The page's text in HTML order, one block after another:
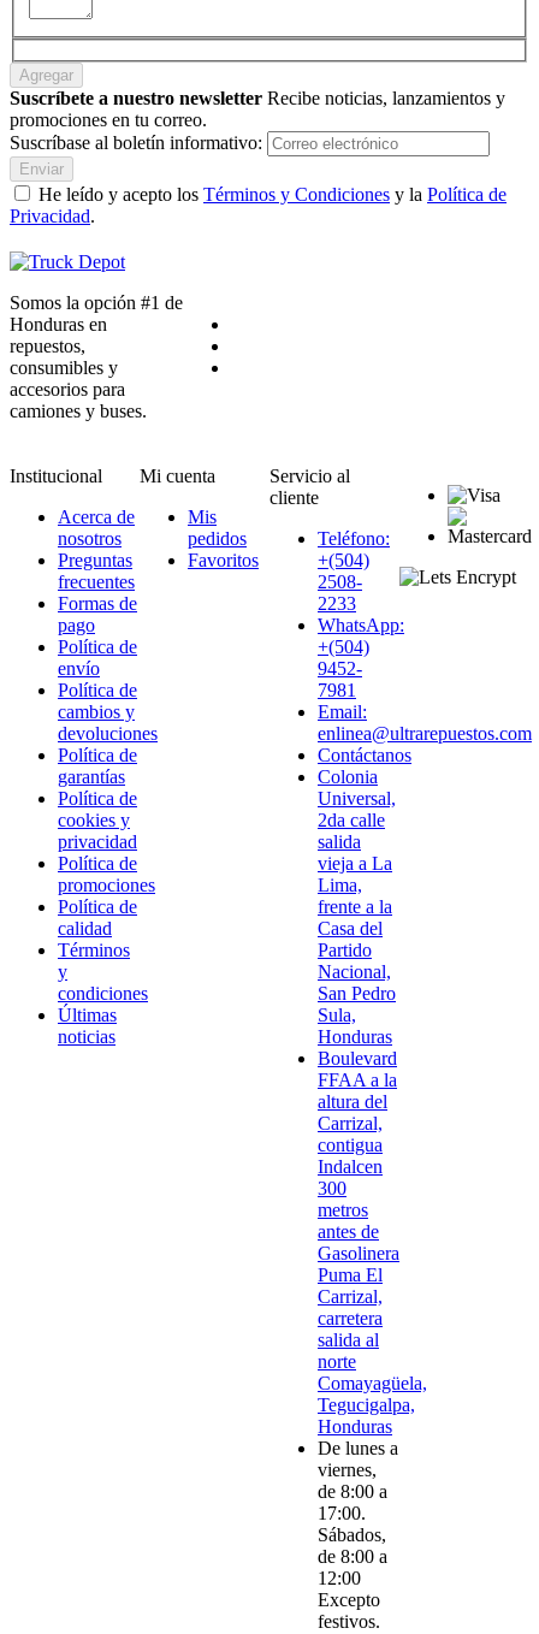
Agregar
Suscríbete a nuestro newsletter Recibe noticias, lanzamientos y
promociones en tu correo.
Suscríbase al boletín informativo:
Enviar
He leído y acepto los Términos y Condiciones y la Política de
Privacidad.
Somos la opción #1 de
Honduras en
repuestos,
consumibles y
accesorios para
camiones y buses.
Institucional
Acerca de
nosotros
Preguntas
frecuentes
Formas de
pago
Política de
envío
Política de
cambios y
devoluciones
Política de
garantías
Política de
cookies y
privacidad
Política de
promociones
Política de
calidad
Términos
y
condiciones
Últimas
noticias
Mi cuenta
Mis
pedidos
Favoritos
Servicio al
cliente
Teléfono:
+(504)
2508-
2233
WhatsApp:
+(504)
9452-
7981
Email:
enlinea@ultrarepuestos.com
Contáctanos
Colonia
Universal,
2da calle
salida
vieja a La
Lima,
frente a la
Casa del
Partido
Nacional,
San Pedro
Sula,
Honduras
Boulevard
FFAA a la
altura del
Carrizal,
contigua
Indalcen
300
metros
antes de
Gasolinera
Puma El
Carrizal,
carretera
salida al
norte
Comayagüela,
Tegucigalpa,
Honduras
De lunes a
viernes,
de 8:00 a
17:00.
Sábados,
de 8:00 a
12:00
Excepto
festivos.